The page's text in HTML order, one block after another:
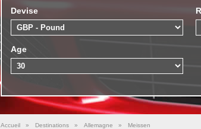
Devise
Age
Accueil » Destinations » Allemagne » Meissen